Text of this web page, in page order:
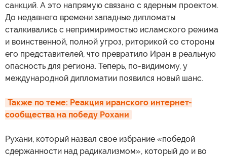
санкций. А это напрямую связано с ядерным проектом.
До недавнего времени западные дипломаты
сталкивались с непримиримостью исламского режима
и воинственной, полной угроз, риторикой со стороны
его представителей, что превратило Иран в реальную
опасность для региона. Теперь, по-видимому, у
международной дипломатии появился новый шанс.
Также по теме: Реакция иранского интернет-
сообщества на победу Рохани
Рухани, который назвал свое избрание «победой
сдержанности над радикализмом», который до и во